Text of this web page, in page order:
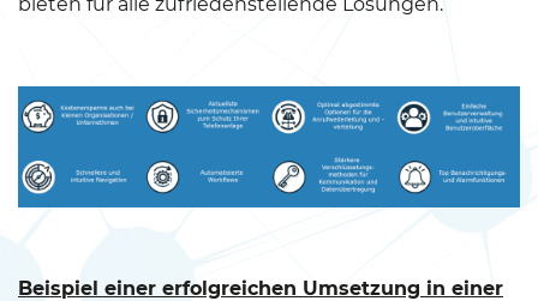
Beispiel einer erfolgreichen Umsetzung in einer